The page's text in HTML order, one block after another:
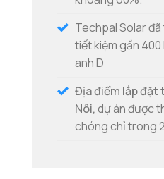
Techpal Solar đã
tiết kiệm gần
anh D
Địa điểm lắp đặt
Nôi,dự án được
chóng chỉ trong